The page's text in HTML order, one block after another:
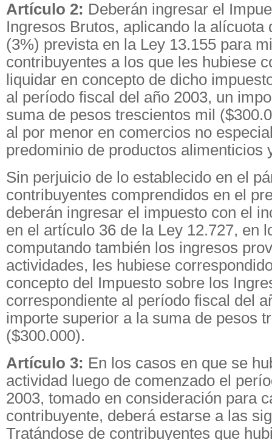
Artículo 2: Deberán ingresar el
Ingresos Brutos, aplicando la alícuota
(3%) prevista en la Ley 13.155 para
contribuyentes a los que les hubiese
liquidar en concepto de dicho
al período fiscal del año 2003, un
suma de pesos trescientos mil
al por menor en comercios no
predominio de productos alimenticios
Sin perjuicio de lo establecido en el
contribuyentes comprendidos en el
deberán ingresar el impuesto con el
en el artículo 36 de la Ley 12.727, en
computando también los ingresos
actividades, les hubiese
concepto del Impuesto sobre los
correspondiente al período fiscal del
importe superior a la suma de pesos
($300.000).
Artículo 3: En los casos en que se
actividad luego de comenzado el
2003, tomado en consideración para
contribuyente, deberá estarse a las
Tratándose de contribuyentes que